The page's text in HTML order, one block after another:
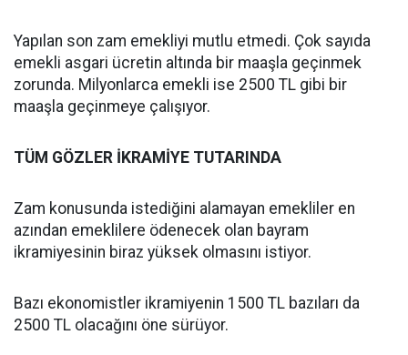
Yapılan son zam emekliyi mutlu etmedi. Çok sayıda
emekli asgari ücretin altında bir maaşla geçinmek
zorunda. Milyonlarca emekli ise 2500 TL gibi bir
maaşla geçinmeye çalışıyor.
TÜM GÖZLER İKRAMİYE TUTARINDA
Zam konusunda istediğini alamayan emekliler en
azından emeklilere ödenecek olan bayram
ikramiyesinin biraz yüksek olmasını istiyor.
Bazı ekonomistler ikramiyenin 1500 TL bazıları da
2500 TL olacağını öne sürüyor.